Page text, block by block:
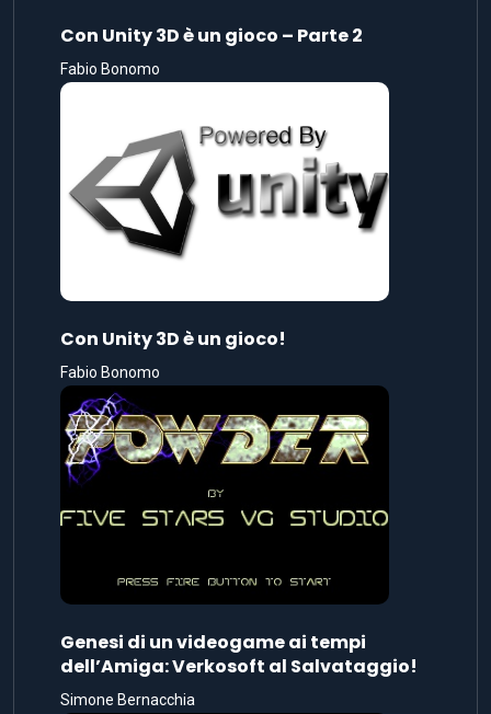
Con Unity 3D è un gioco – Parte 2
Fabio Bonomo
Con Unity 3D è un gioco!
Fabio Bonomo
Genesi di un videogame ai tempi
dell’Amiga: Verkosoft al Salvataggio!
Simone Bernacchia